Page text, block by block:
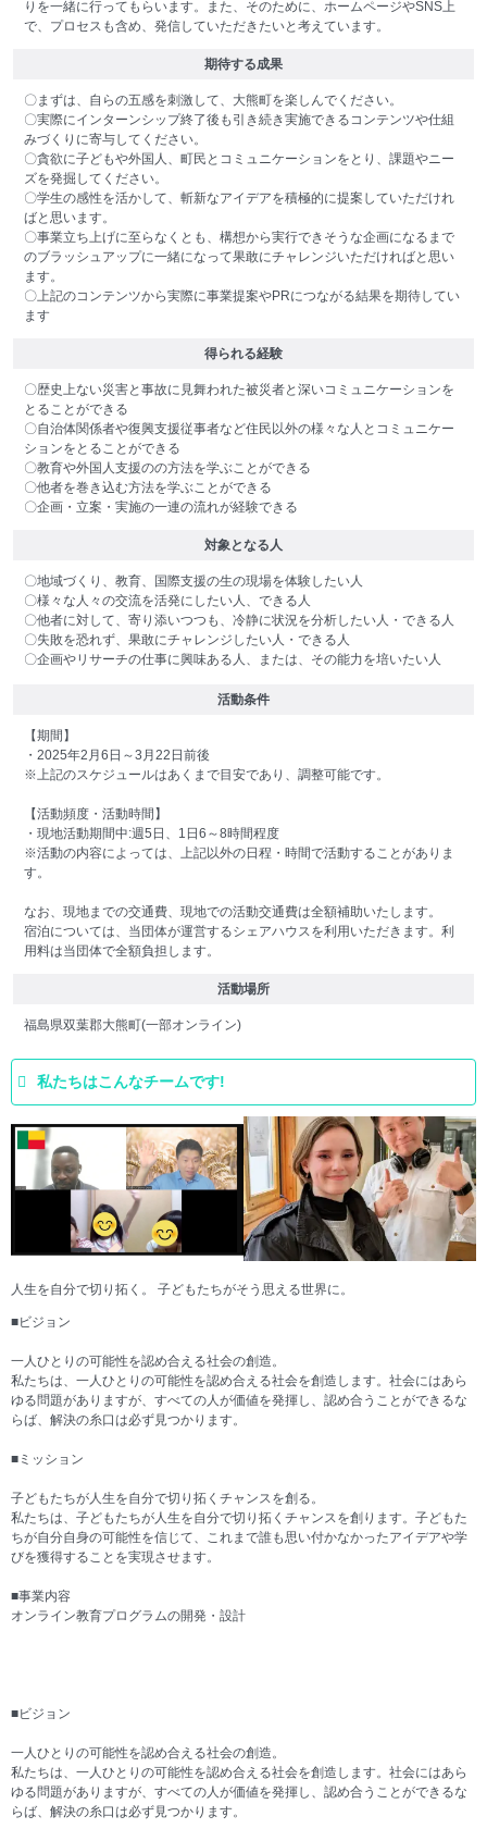
りを一緒に行ってもらいます。また、そのために、ホームページやSNS上
で、プロセスも含め、発信していただきたいと考えています。
期待する成果
〇まずは、自らの五感を刺激して、大熊町を楽しんでください。
〇実際にインターンシップ終了後も引き続き実施できるコンテンツや仕組
みづくりに寄与してください。
〇貪欲に子どもや外国人、町民とコミュニケーションをとり、課題やニー
ズを発掘してください。
〇学生の感性を活かして、斬新なアイデアを積極的に提案していただけれ
ばと思います。
〇事業立ち上げに至らなくとも、構想から実行できそうな企画になるまで
のブラッシュアップに一緒になって果敢にチャレンジいただければと思い
ます。
〇上記のコンテンツから実際に事業提案やPRにつながる結果を期待してい
ます
得られる経験
〇歴史上ない災害と事故に見舞われた被災者と深いコミュニケーションを
とることができる
〇自治体関係者や復興支援従事者など住民以外の様々な人とコミュニケー
ションをとることができる
〇教育や外国人支援のの方法を学ぶことができる
〇他者を巻き込む方法を学ぶことができる
〇企画・立案・実施の一連の流れが経験できる
対象となる人
〇地域づくり、教育、国際支援の生の現場を体験したい人
〇様々な人々の交流を活発にしたい人、できる人
〇他者に対して、寄り添いつつも、冷静に状況を分析したい人・できる人
〇失敗を恐れず、果敢にチャレンジしたい人・できる人
〇企画やリサーチの仕事に興味ある人、または、その能力を培いたい人
活動条件
【期間】
・2025年2月6日～3月22日前後
※上記のスケジュールはあくまで目安であり、調整可能です。
【活動頻度・活動時間】
・現地活動期間中:週5日、1日6～8時間程度
※活動の内容によっては、上記以外の日程・時間で活動することがありま
す。
なお、現地までの交通費、現地での活動交通費は全額補助いたします。
宿泊については、当団体が運営するシェアハウスを利用いただきます。利
用料は当団体で全額負担します。
活動場所
福島県双葉郡大熊町(一部オンライン)
私たちはこんなチームです!
人生を自分で切り拓く。 子どもたちがそう思える世界に。
■ビジョン
一人ひとりの可能性を認め合える社会の創造。
私たちは、一人ひとりの可能性を認め合える社会を創造します。社会にはあら
ゆる問題がありますが、すべての人が価値を発揮し、認め合うことができるな
らば、解決の糸口は必ず見つかります。
■ミッション
子どもたちが人生を自分で切り拓くチャンスを創る。
私たちは、子どもたちが人生を自分で切り拓くチャンスを創ります。子どもた
ちが自分自身の可能性を信じて、これまで誰も思い付かなかったアイデアや学
びを獲得することを実現させます。
■事業内容
オンライン教育プログラムの開発・設計
■ビジョン
一人ひとりの可能性を認め合える社会の創造。
私たちは、一人ひとりの可能性を認め合える社会を創造します。社会にはあら
ゆる問題がありますが、すべての人が価値を発揮し、認め合うことができるな
らば、解決の糸口は必ず見つかります。